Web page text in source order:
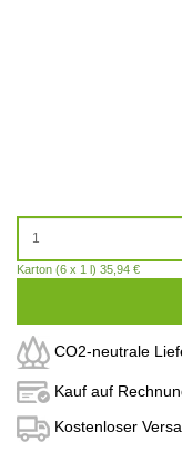
Karton (6 x 1 l) 35,94 €
CO2-neutrale
Kauf auf
Kostenloser